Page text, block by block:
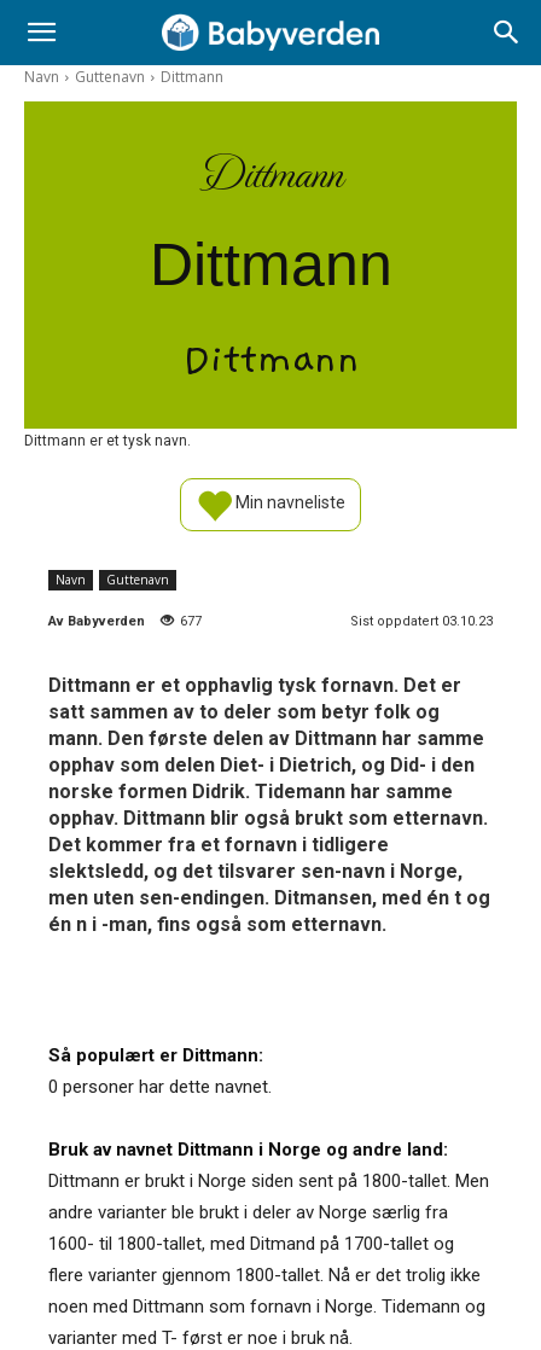
Navn Guttenavn Dittmann
Dittmann
Dittmann
Dittmann
Dittmann er et tysk navn.
Min navneliste
Navn Guttenavn
Av Babyverden 677 Sist oppdatert 03.10.23
Dittmann er et opphavlig tysk fornavn. Det er
satt sammen av to deler som betyr folk og
mann. Den første delen av Dittmann har samme
opphav som delen Diet- i Dietrich, og Did- i den
norske formen Didrik. Tidemann har samme
opphav. Dittmann blir også brukt som etternavn.
Det kommer fra et fornavn i tidligere
slektsledd, og det tilsvarer sen-navn i Norge,
men uten sen-endingen. Ditmansen, med én t og
én n i -man, fins også som etternavn.
Så populært er Dittmann:
0 personer har dette navnet.
Bruk av navnet Dittmann i Norge og andre land:
Dittmann er brukt i Norge siden sent på 1800-tallet. Men
andre varianter ble brukt i deler av Norge særlig fra
1600- til 1800-tallet, med Ditmand på 1700-tallet og
flere varianter gjennom 1800-tallet. Nå er det trolig ikke
noen med Dittmann som fornavn i Norge. Tidemann og
varianter med T- først er noe i bruk nå.